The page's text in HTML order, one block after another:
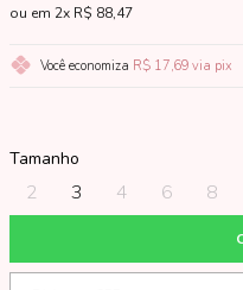
2x R$ 88,47
Você economiza R$ 17,69 via pix
Tamanho
2 3 4 6 8